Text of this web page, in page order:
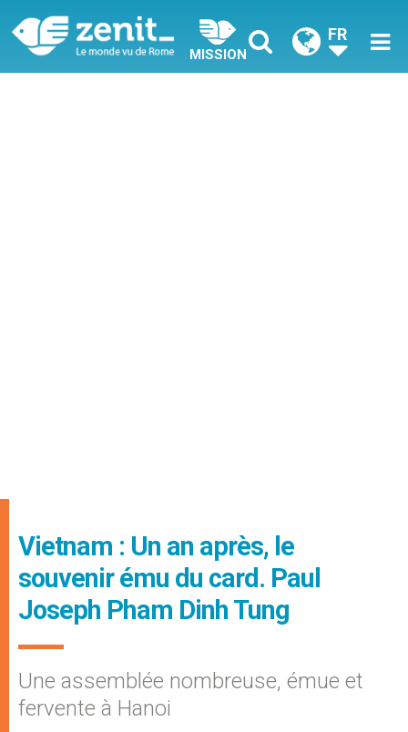
MISSION
FR
Vietnam : Un an après, le
souvenir ému du card. Paul
Joseph Pham Dinh Tung
Une assemblée nombreuse, émue et
fervente à Hanoi